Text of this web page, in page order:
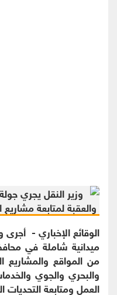
الوقائع الإخباري -
ميدانية شاملة في
من المواقع والمشاريع
والبحري والجوي
العمل ومتابعة التحديات